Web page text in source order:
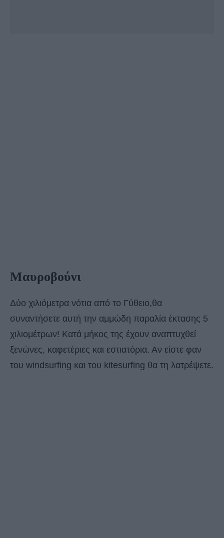
Μαυροβούνι
Δύο χιλιόμετρα νότια από το Γύθειο,θα
συναντήσετε αυτή την αμμώδη παραλία έκτασης 5
χιλιομέτρων! Κατά μήκος της έχουν αναπτυχθεί
ξενώνες, καφετέριες και εστιατόρια. Αν είστε φαν
του windsurfing και του kitesurfing θα τη λατρέψετε.